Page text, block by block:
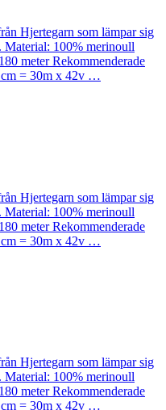
Hjertegarn som lämpar sig
Material: 100% merinoull
meter Rekommenderade
cm = 30m x 42v …
Hjertegarn som lämpar sig
Material: 100% merinoull
meter Rekommenderade
cm = 30m x 42v …
Hjertegarn som lämpar sig
Material: 100% merinoull
meter Rekommenderade
cm = 30m x 42v …